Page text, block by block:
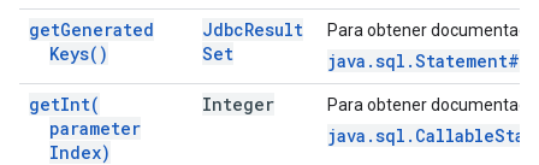
getGenerated
Keys( )
JdbcResult
Set
Para obtener
getInt(
parameter
Index)
Integer Para obtener